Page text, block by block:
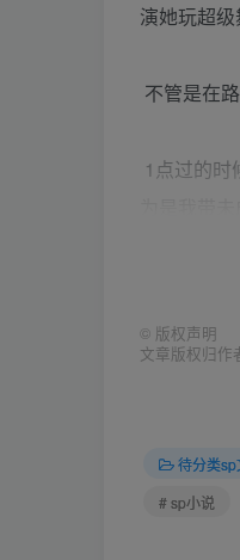
演她玩超
不管是在
1点过的
碰，把整
连能不能
问我，为
我仍然问
果。
© 版权声明
文章版权归作
待分类sp
# sp小说